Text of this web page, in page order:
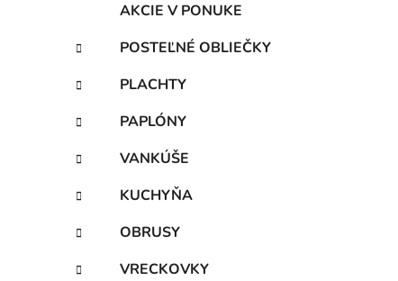
e
AKCIE V PONUKE
POSTEĽNÉ OBLIEČKY
PLACHTY
PAPLÓNY
VANKÚŠE
KUCHYŇA
OBRUSY
VRECKOVKY